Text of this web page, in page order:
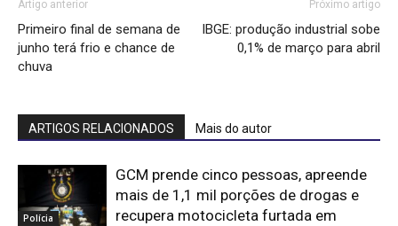
Artigo anterior
Primeiro final de semana de
junho terá frio e chance de
chuva
Próximo artigo
IBGE: produção industrial sobe
0,1% de março para abril
ARTIGOS RELACIONADOS Mais do autor
Polícia
GCM prende cinco pessoas, apreende
mais de 1,1 mil porções de drogas e
recupera motocicleta furtada em